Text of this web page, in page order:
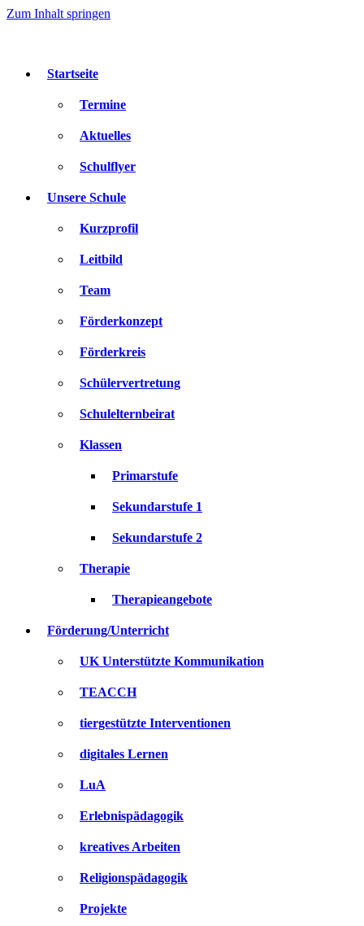
Zum Inhalt springen
Startseite
Termine
Aktuelles
Schulflyer
Unsere Schule
Kurzprofil
Leitbild
Team
Förderkonzept
Förderkreis
Schülervertretung
Schulelternbeirat
Klassen
Primarstufe
Sekundarstufe 1
Sekundarstufe 2
Therapie
Therapieangebote
Förderung/Unterricht
UK Unterstützte Kommunikation
TEACCH
tiergestützte Interventionen
digitales Lernen
LuA
Erlebnispädagogik
kreatives Arbeiten
Religionspädagogik
Projekte